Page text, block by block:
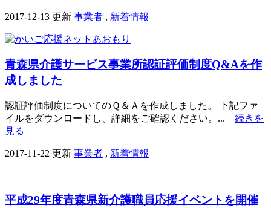
2017-12-13 更新 事業者 , 新着情報
青森県介護サービス事業所認証評価制度Q&Aを作
成しました
認証評価制度についてのＱ＆Ａを作成しました。 下記ファ
イルをダウンロードし、詳細をご確認ください。... 続きを
見る
2017-11-22 更新 事業者 , 新着情報
平成29年度青森県新介護職員応援イベントを開催